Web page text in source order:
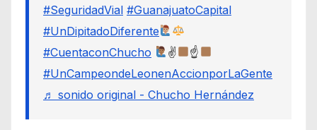
#SeguridadVial #GuanajuatoCapital
#UnDipitadoDiferente
#CuentaconChucho
✌
☝
#UnCampeondeLeonenAccionporLaGente
♬ sonido original - Chucho Hernández